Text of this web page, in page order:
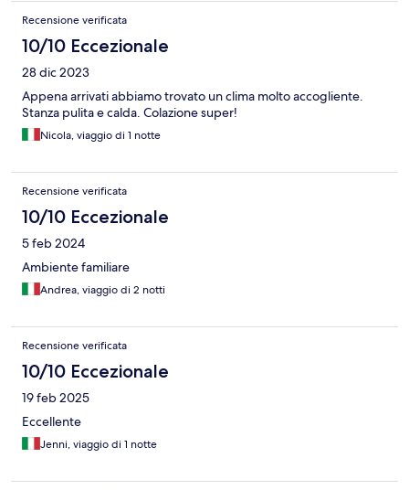
Recensione verificata
10/10 Eccezionale
28 dic 2023
Appena arrivati abbiamo trovato un clima molto accogliente.
Stanza pulita e calda. Colazione super!
Nicola, viaggio di 1 notte
Recensione verificata
10/10 Eccezionale
5 feb 2024
Ambiente familiare
Andrea, viaggio di 2 notti
Recensione verificata
10/10 Eccezionale
19 feb 2025
Eccellente
Jenni, viaggio di 1 notte